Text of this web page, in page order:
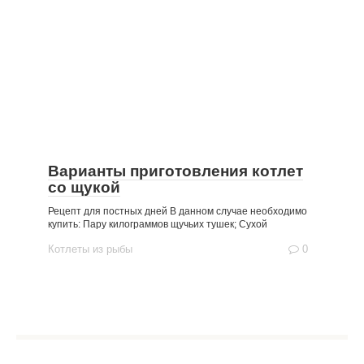
Варианты приготовления котлет
со щукой
Рецепт для постных дней В данном случае необходимо
купить: Пару килограммов щучьих тушек; Сухой
Котлеты из рыбы 0